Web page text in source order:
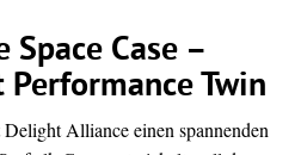
Case –
Twin
Alliance einen spannenden